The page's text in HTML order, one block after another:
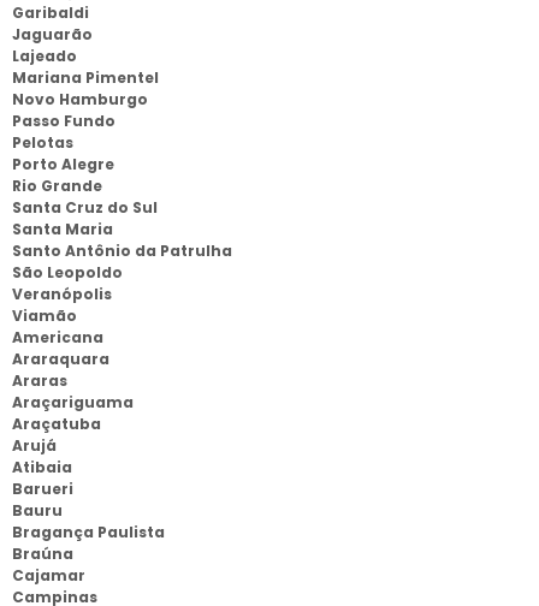
Garibaldi
Jaguarão
Lajeado
Mariana Pimentel
Novo Hamburgo
Passo Fundo
Pelotas
Porto Alegre
Rio Grande
Santa Cruz do Sul
Santa Maria
Santo Antônio da Patrulha
São Leopoldo
Veranópolis
Viamão
Americana
Araraquara
Araras
Araçariguama
Araçatuba
Arujá
Atibaia
Barueri
Bauru
Bragança Paulista
Braúna
Cajamar
Campinas